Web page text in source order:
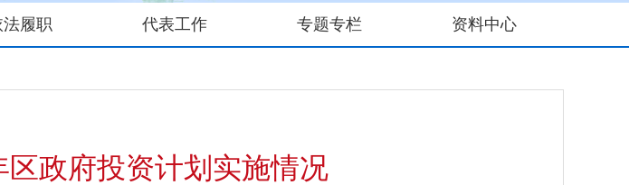
法履职 代表工作 专题专栏 资料中心
政府投资计划实施情况